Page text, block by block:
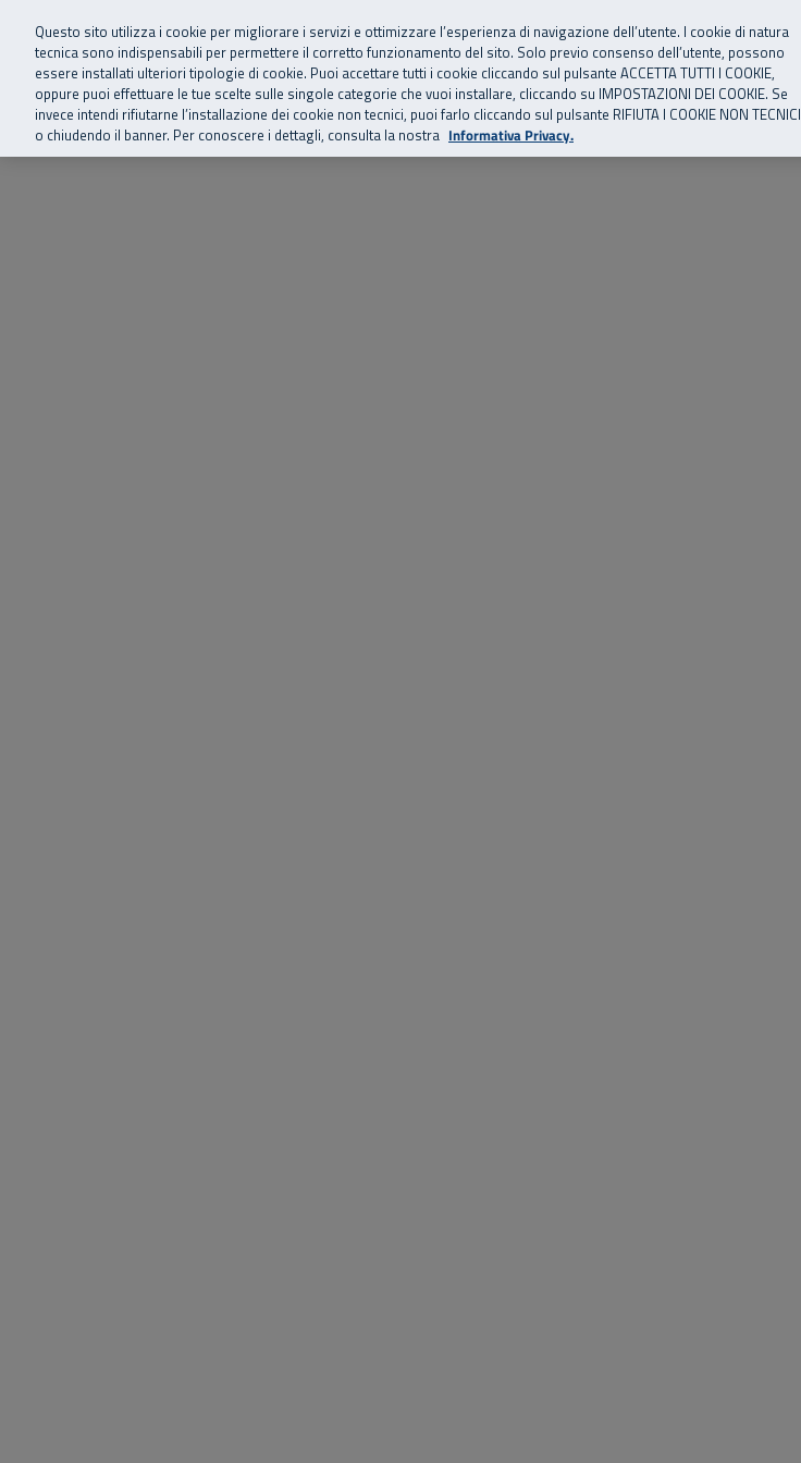
Vai al menu principale
Vai al contenuto principale
Vai al Footer
SuperAbile - il Contact Center Inail per il mondo della disabilità
Home Chi siamo Storie, news ed eventi Risorse utili Supporto
Questo sito utilizza i cookie per migliorare i servizi e ottimizzare l’esperienza di navigazione dell’utente. I cookie di natura
tecnica sono indispensabili per permettere il corretto funzionamento del sito. Solo previo consenso dell’utente, possono
essere installati ulteriori tipologie di cookie. Puoi accettare tutti i cookie cliccando sul pulsante ACCETTA TUTTI I COOKIE,
oppure puoi effettuare le tue scelte sulle singole categorie che vuoi installare, cliccando su IMPOSTAZIONI DEI COOKIE. Se
invece intendi rifiutarne l’installazione dei cookie non tecnici, puoi farlo cliccando sul pulsante RIFIUTA I COOKIE NON TECNICI
o chiudendo il banner. Per conoscere i dettagli, consulta la nostra Informativa Privacy.